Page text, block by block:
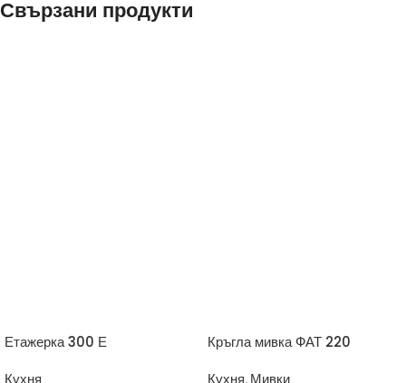
Свързани продукти
Етажерка 300 Е
Кухня
Кръгла мивка ФАТ 220
Кухня, Мивки